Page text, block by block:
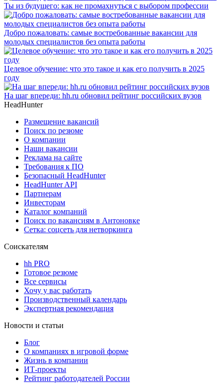
Ты из будущего: как не промахнуться с выбором профессии
Добро пожаловать: самые востребованные вакансии для
молодых специалистов без опыта работы
Целевое обучение: что это такое и как его получить в 2025
году
На шаг впереди: hh.ru обновил рейтинг российских вузов
HeadHunter
Размещение вакансий
Поиск по резюме
О компании
Наши вакансии
Реклама на сайте
Требования к ПО
Безопасный HeadHunter
HeadHunter API
Партнерам
Инвесторам
Каталог компаний
Поиск по вакансиям в Антоновке
Сетка: соцсеть для нетворкинга
Соискателям
hh PRO
Готовое резюме
Все сервисы
Хочу у вас работать
Производственный календарь
Экспертная рекомендация
Новости и статьи
Блог
О компаниях в игровой форме
Жизнь в компании
ИТ-проекты
Рейтинг работодателей России